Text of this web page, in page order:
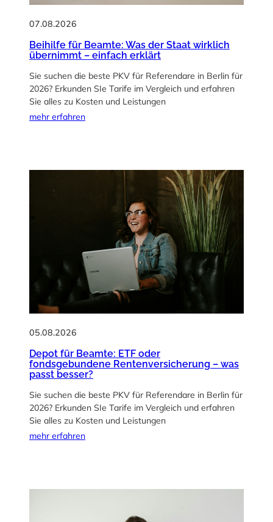
07.08.2026
Beihilfe für Beamte: Was der Staat wirklich
übernimmt – einfach erklärt
Sie suchen die beste PKV für Referendare in Berlin für
2026? Erkunden SIe Tarife im Vergleich und erfahren
Sie alles zu Kosten und Leistungen
mehr erfahren
05.08.2026
Depot für Beamte: ETF oder
fondsgebundene Rentenversicherung – was
passt besser?
Sie suchen die beste PKV für Referendare in Berlin für
2026? Erkunden SIe Tarife im Vergleich und erfahren
Sie alles zu Kosten und Leistungen
mehr erfahren